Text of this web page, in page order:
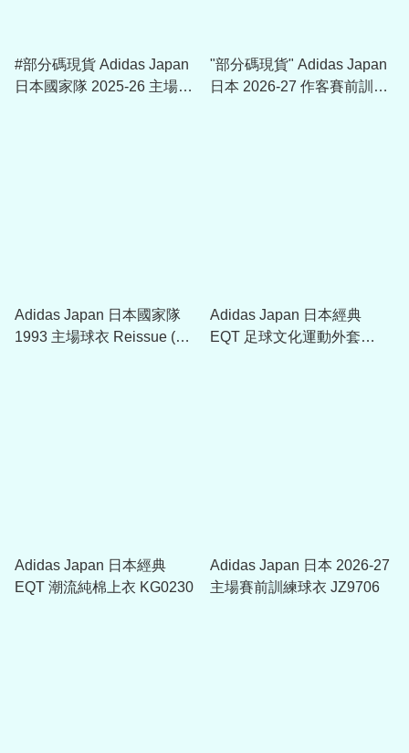
#部分碼現貨 Adidas Japan
日本國家隊 2025-26 主場球
"部分碼現貨" Adidas Japan
日本 2026-27 作客賽前訓練
Adidas Japan 日本國家隊
1993 主場球衣 Reissue (可
Adidas Japan 日本經典
EQT 足球文化運動外套
Adidas Japan 日本經典
EQT 潮流純棉上衣 KG0230
Adidas Japan 日本 2026-27
主場賽前訓練球衣 JZ9706